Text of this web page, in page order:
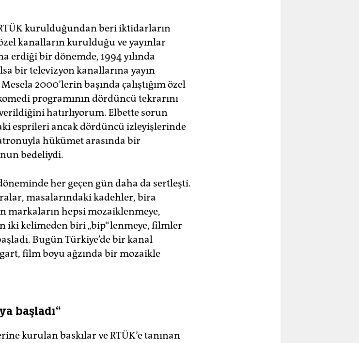
kurulduğundan beri iktidarların
kanalların kurulduğu ve yayınlar
erdiği bir dönemde, 1994 yılında
bir televizyon kanallarına yayın
2000’lerin başında çalıştığım özel
programının dördüncü tekrarını
hatırlıyorum. Elbette sorun
esprileri ancak dördüncü izleyişlerinde
hükümet arasında bir
bedeliydi.
her geçen gün daha da sertleşti.
masalarındaki kadehler, bira
markaların hepsi mozaiklenmeye,
iki kelimeden biri „bip“lenmeye, filmler
Bugün Türkiye’de bir kanal
film boyu ağzında bir mozaikle
başladı“
kurulan baskılar ve RTÜK’e tanınan